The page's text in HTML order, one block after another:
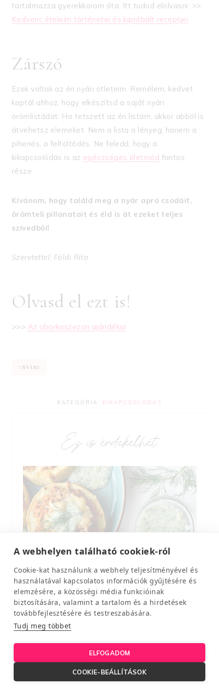
A webhelyen található cookiek-ról
Cookie-kat használunk a webhely teljesítményével és
használatával kapcsolatos információk gyűjtésére és
elemzésére, a közösségi média funkcióinak
biztosítására, valamint a tartalom és a hirdetések
továbbfejlesztésére és testreszabására.
Tudj meg többet
ELFOGADOM
COOKIE-BEÁLLÍTÁSOK
tartalmazza gyerekkorom óta. Itt tudod elolvasni: >>
Kedvenc ételeim történetei és kipróbált receptjei
Zárszó
Ezek voltak az én nyári ötleteim. Remélem, kedvet
kaptál ahhoz, hogy elkészítsd a saját nyári
örömlistádat. Ha tetszett az én listám, akkor abból is
átvehetsz elemeket. Nem a lista a lényeg, hanem a
pihenés, a feltöltődés. Ne feledd, hogy a
kikapcsolódás is az egészséges életmód fontos
része.
Kívánom, hogy találd meg a nyár apró csodáit,
örömteli pillanatait és éld is át ezeket teljes
szívedből!
Szeretettel: Földi Rita
Olvasd el ezt is!
>>> Az uborkaszezon ajándékai
# NYÁRI
KATEGÓRIA: KIKAPCSOLÓDÁS
Ez is érdekelhet: